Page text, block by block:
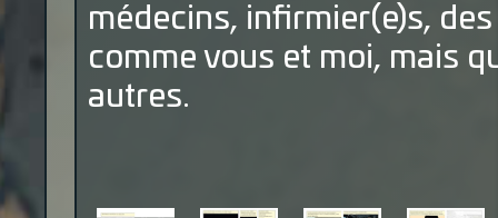
médecins, infirmier(e)s,
comme vous et moi, mais
autres.